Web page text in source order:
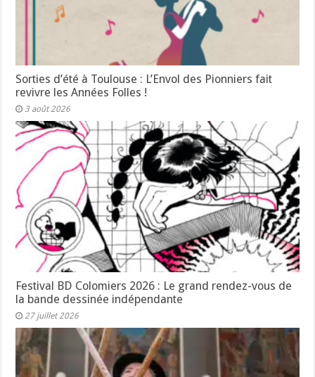
Sorties d’été à Toulouse : L’Envol des Pionniers fait
revivre les Années Folles !
3 août 2026
Festival BD Colomiers 2026 : Le grand rendez-vous de
la bande dessinée indépendante
27 juillet 2026